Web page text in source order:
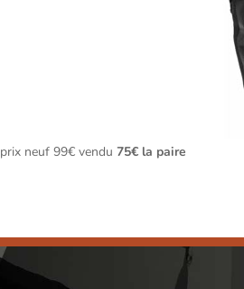
prix neuf 99€ vendu 75€ la paire